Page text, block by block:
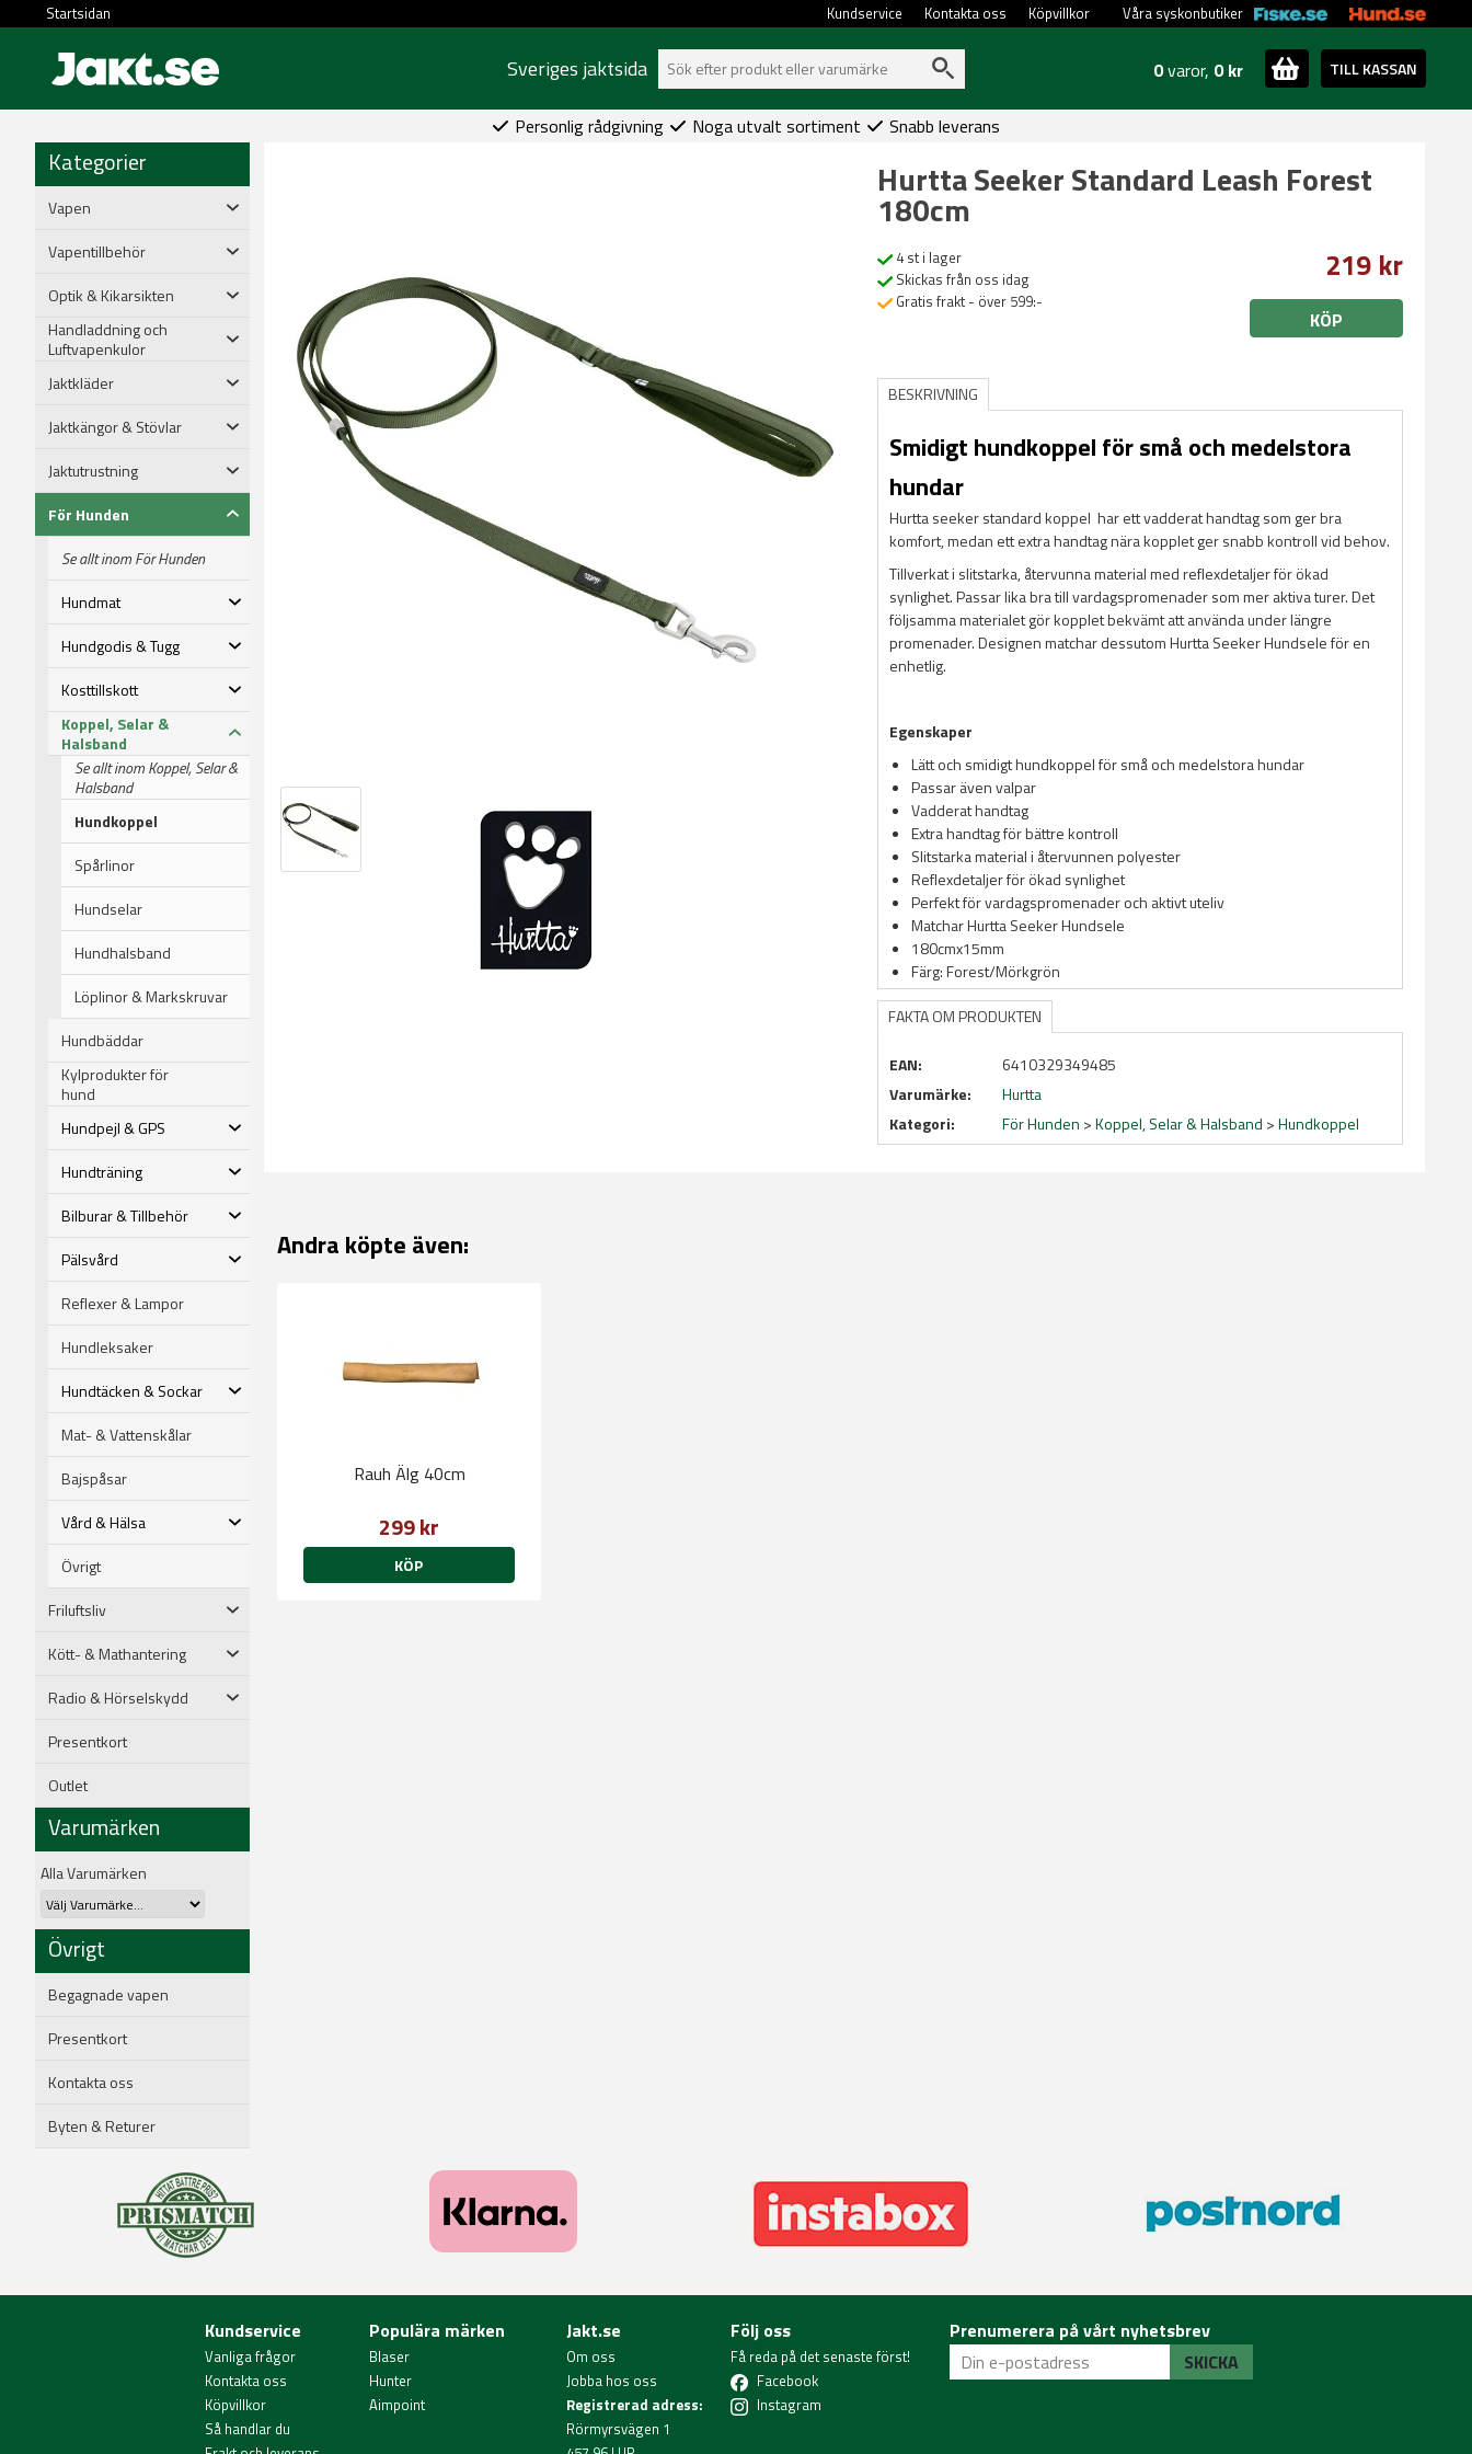
Startsidan Våra syskonbutiker
Köpvillkor
Kontakta oss
Kundservice
Sveriges jaktsida 0varor, 0 kr TILL KASSAN
Personlig rådgivning Noga utvalt sortiment Snabb leverans
Kategorier
Vapen
Vapentillbehör
Optik & Kikarsikten
Handladdning och
Luftvapenkulor
Jaktkläder
Jaktkängor & Stövlar
Jaktutrustning
För Hunden
Se allt inom För Hunden
Hundmat
Hundgodis & Tugg
Kosttillskott
Koppel, Selar &
Halsband
Se allt inom Koppel, Selar &
Halsband
Hundkoppel
Spårlinor
Hundselar
Hundhalsband
Löplinor & Markskruvar
Hundbäddar
Kylprodukter för
hund
Hundpejl & GPS
Hundträning
Bilburar & Tillbehör
Pälsvård
Reflexer & Lampor
Hundleksaker
Hundtäcken & Sockar
Mat- & Vattenskålar
Bajspåsar
Vård & Hälsa
Övrigt
Friluftsliv
Kött- & Mathantering
Radio & Hörselskydd
Presentkort
Outlet
Varumärken
Alla Varumärken
Övrigt
Begagnade vapen
Presentkort
Kontakta oss
Byten & Returer
Hurtta Seeker Standard Leash Forest
180cm
4 st i lager
Skickas från oss idag
Gratis frakt - över 599:-
219 kr
KÖP
BESKRIVNING
Smidigt hundkoppel för små och medelstora
hundar
Hurtta seeker standard koppel har ett vadderat handtag som ger bra
komfort, medan ett extra handtag nära kopplet ger snabb kontroll vid behov.
Tillverkat i slitstarka, återvunna material med reflexdetaljer för ökad
synlighet. Passar lika bra till vardagspromenader som mer aktiva turer. Det
följsamma materialet gör kopplet bekvämt att använda under längre
promenader. Designen matchar dessutom Hurtta Seeker Hundsele för en
enhetlig.
Egenskaper
Lätt och smidigt hundkoppel för små och medelstora hundar
Passar även valpar
Vadderat handtag
Extra handtag för bättre kontroll
Slitstarka material i återvunnen polyester
Reflexdetaljer för ökad synlighet
Perfekt för vardagspromenader och aktivt uteliv
Matchar Hurtta Seeker Hundsele
180cmx15mm
Färg: Forest/Mörkgrön
FAKTA OM PRODUKTEN
EAN:
6410329349485
Varumärke:
Hurtta
Kategori:
För Hunden >Koppel, Selar & Halsband >Hundkoppel
Andra köpte även:
Rauh Älg 40cm
299 kr
KÖP
Kundservice
Vanliga frågor
Kontakta oss
Köpvillkor
Så handlar du
Populära märken
Blaser
Hunter
Aimpoint
Jakt.se
Om oss
Jobba hos oss
Registrerad adress:
Rörmyrsvägen 1
Följ oss
Få reda på det senaste först!
Facebook
Instagram
Prenumerera på vårt nyhetsbrev
SKICKA